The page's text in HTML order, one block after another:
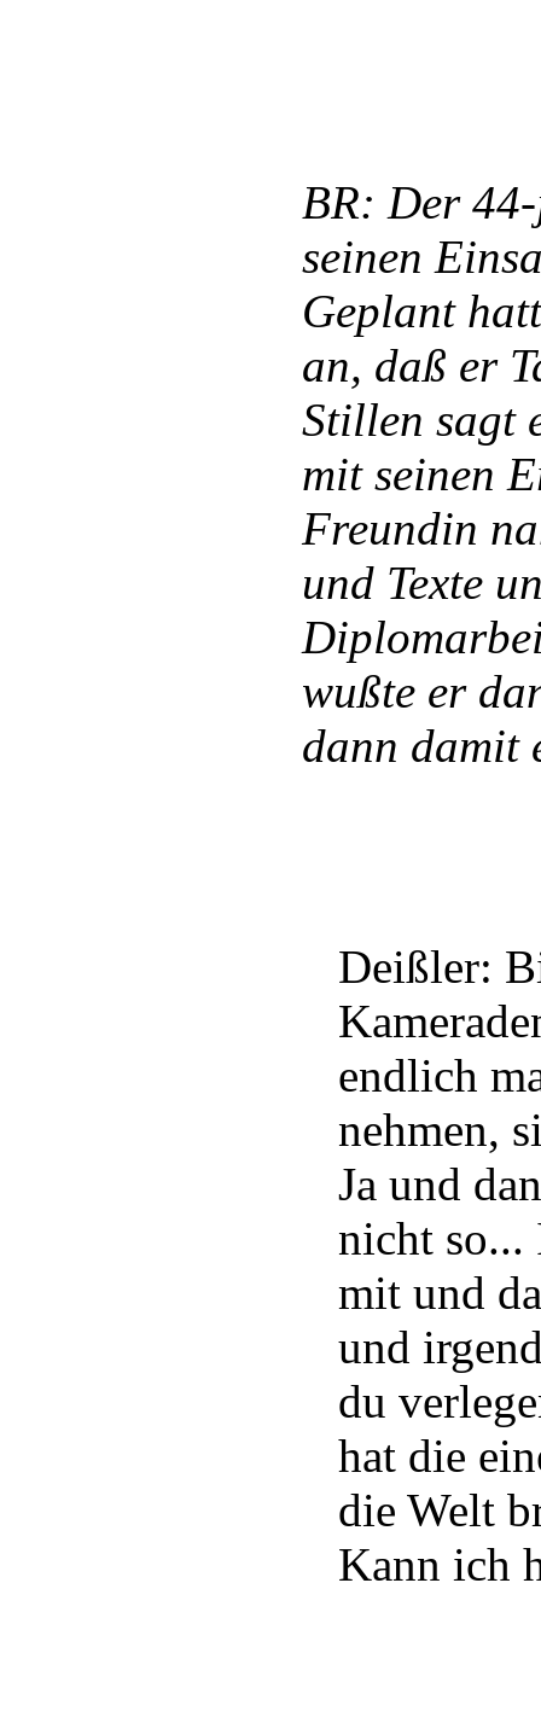
BR: Der
seinen
Geplant
an, daß er
Stillen sagt
mit seinen
Freundin
und Texte
wußte er
dann damit
Deißler:
endlich
nehmen,
Ja und
nicht so...
mit und
und
du
hat die
die Welt
Kann ich